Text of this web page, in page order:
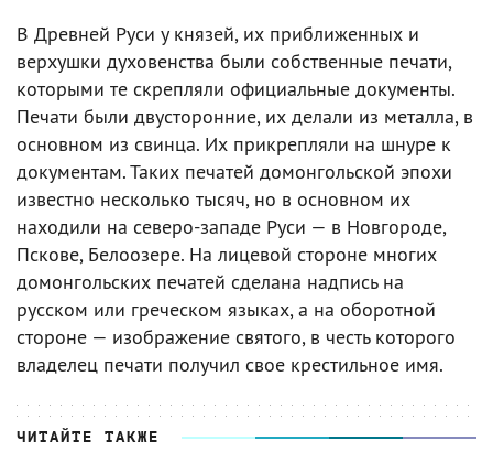
В Древней Руси у князей, их приближенных и
верхушки духовенства были собственные печати,
которыми те скрепляли официальные документы.
Печати были двусторонние, их делали из металла, в
основном из свинца. Их прикрепляли на шнуре к
документам. Таких печатей домонгольской эпохи
известно несколько тысяч, но в основном их
находили на северо-западе Руси — в Новгороде,
Пскове, Белоозере. На лицевой стороне многих
домонгольских печатей сделана надпись на
русском или греческом языках, а на оборотной
стороне — изображение святого, в честь которого
владелец печати получил свое крестильное имя.
ЧИТАЙТЕ ТАКЖЕ